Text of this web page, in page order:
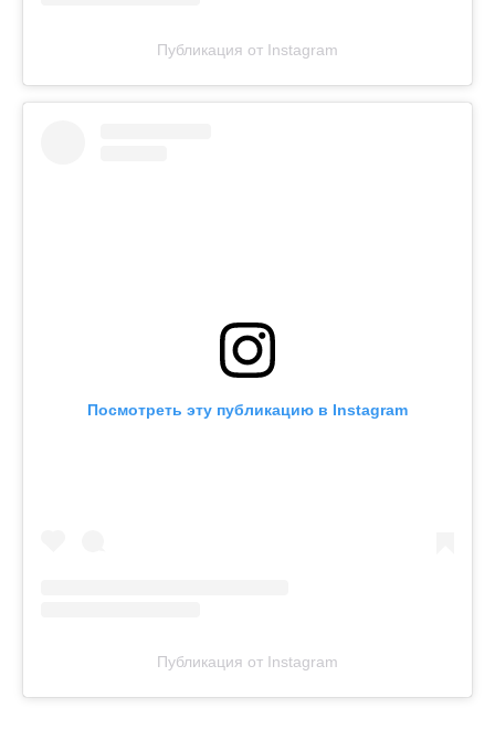
Публикация от Instagram
Посмотреть эту публикацию в Instagram
Публикация от Instagram